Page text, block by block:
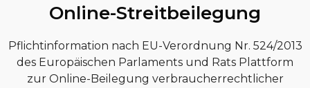
Online-Streitbeilegung
Pflichtinformation nach EU-Verordnung Nr. 524/2013
des Europäischen Parlaments und Rats Plattform
zur Online-Beilegung verbraucherrechtlicher